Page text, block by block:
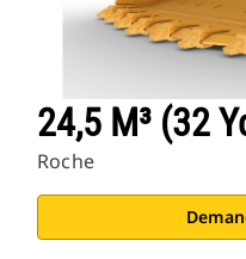
24,5 M³ (32
Roche